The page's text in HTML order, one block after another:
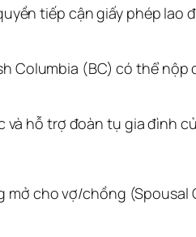
tiếp cận giấy phép lao
(BC) có thể nộp
hỗ trợ đoàn tụ gia đình
cho vợ/chồng (Spousal